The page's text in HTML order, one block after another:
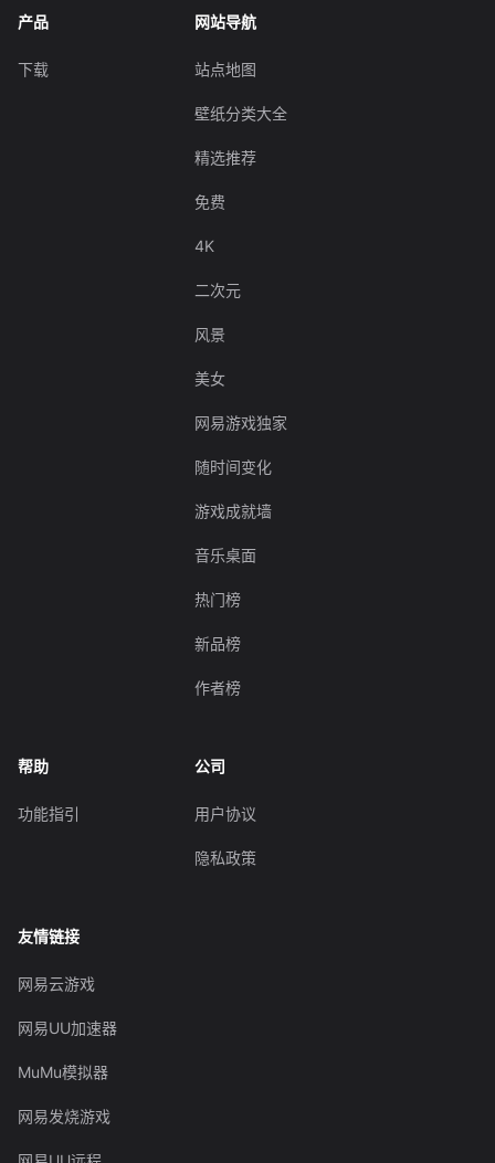
产品
下载
网站导航
站点地图
壁纸分类大全
精选推荐
免费
4K
二次元
风景
美女
网易游戏独家
随时间变化
游戏成就墙
音乐桌面
热门榜
新品榜
作者榜
帮助
功能指引
公司
用户协议
隐私政策
友情链接
网易云游戏
网易UU加速器
MuMu模拟器
网易发烧游戏